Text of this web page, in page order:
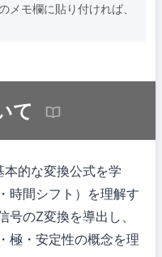
メモ欄に貼り付ければ、
て
的な変換公式を学
時間シフト）を理解す
号のZ変換を導出し、
極・安定性の概念を理